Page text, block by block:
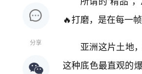
分享
🔥打磨，是在每一
亚洲这片土地
这种底色最直观的